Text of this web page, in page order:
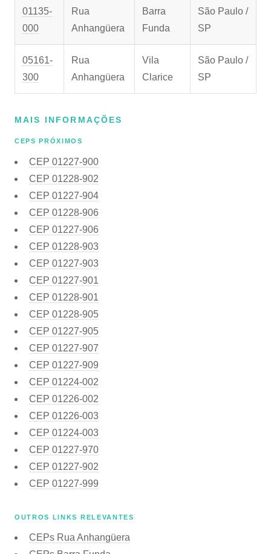
01135-
000
Rua
Anhangüera
Barra
Funda
São Paulo /
SP
05161-
300
Rua
Anhangüera
Vila
Clarice
São Paulo /
SP
MAIS INFORMAÇÕES
CEPS PRÓXIMOS
CEP 01227-900
CEP 01228-902
CEP 01227-904
CEP 01228-906
CEP 01227-906
CEP 01228-903
CEP 01227-903
CEP 01227-901
CEP 01228-901
CEP 01228-905
CEP 01227-905
CEP 01227-907
CEP 01227-909
CEP 01224-002
CEP 01226-002
CEP 01226-003
CEP 01224-003
CEP 01227-970
CEP 01227-902
CEP 01227-999
OUTROS LINKS RELEVANTES
CEPs Rua Anhangüera